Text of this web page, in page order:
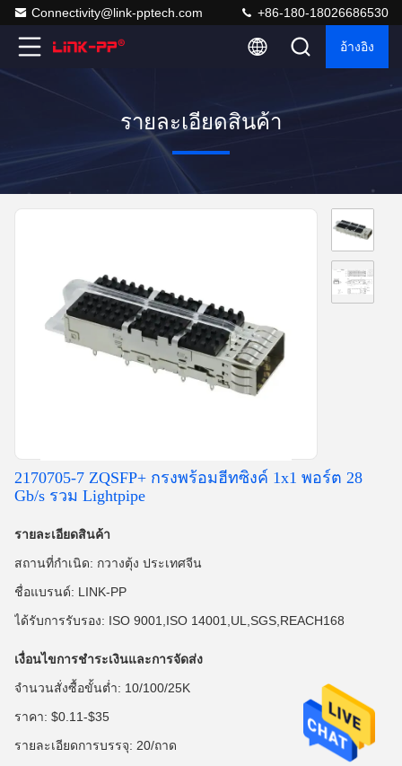
Connectivity@link-pptech.com +86-180-18026686530
อ้างอิง
รายละเอียดสินค้า
2170705-7 ZQSFP+ กรงพร้อมฮีทซิงค์ 1x1 พอร์ต 28
Gb/s รวม Lightpipe
รายละเอียดสินค้า
สถานที่กำเนิด: กวางตุ้ง ประเทศจีน
ชื่อแบรนด์: LINK-PP
ได้รับการรับรอง: ISO 9001,ISO 14001,UL,SGS,REACH168
เงื่อนไขการชำระเงินและการจัดส่ง
จำนวนสั่งซื้อขั้นต่ำ: 10/100/25K
ราคา: $0.11-$35
รายละเอียดการบรรจุ: 20/ถาด